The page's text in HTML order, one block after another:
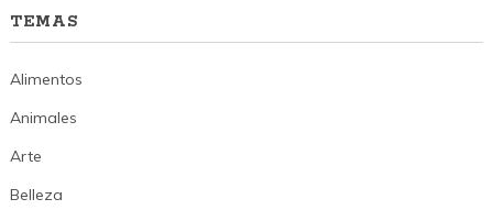
TEMAS
Alimentos
Animales
Arte
Belleza